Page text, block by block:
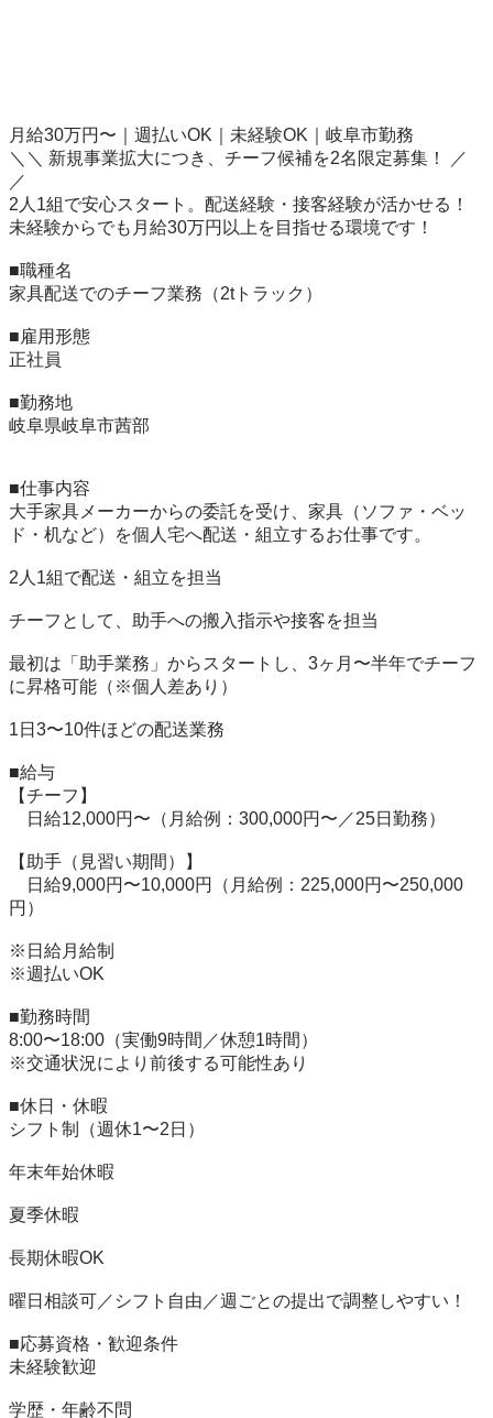
月給30万円〜｜週払いOK｜未経験OK｜岐阜市勤務
＼＼ 新規事業拡大につき、チーフ候補を2名限定募集！ ／
／
2人1組で安心スタート。配送経験・接客経験が活かせる！
未経験からでも月給30万円以上を目指せる環境です！
■職種名
家具配送でのチーフ業務（2tトラック）
■雇用形態
正社員
■勤務地
岐阜県岐阜市茜部
■仕事内容
大手家具メーカーからの委託を受け、家具（ソファ・ベッ
ド・机など）を個人宅へ配送・組立するお仕事です。
2人1組で配送・組立を担当
チーフとして、助手への搬入指示や接客を担当
最初は「助手業務」からスタートし、3ヶ月〜半年でチーフ
に昇格可能（※個人差あり）
1日3〜10件ほどの配送業務
■給与
【チーフ】
日給12,000円〜（月給例：300,000円〜／25日勤務）
【助手（見習い期間）】
日給9,000円〜10,000円（月給例：225,000円〜250,000
円）
※日給月給制
※週払いOK
■勤務時間
8:00〜18:00（実働9時間／休憩1時間）
※交通状況により前後する可能性あり
■休日・休暇
シフト制（週休1〜2日）
年末年始休暇
夏季休暇
長期休暇OK
曜日相談可／シフト自由／週ごとの提出で調整しやすい！
■応募資格・歓迎条件
未経験歓迎
学歴・年齢不問